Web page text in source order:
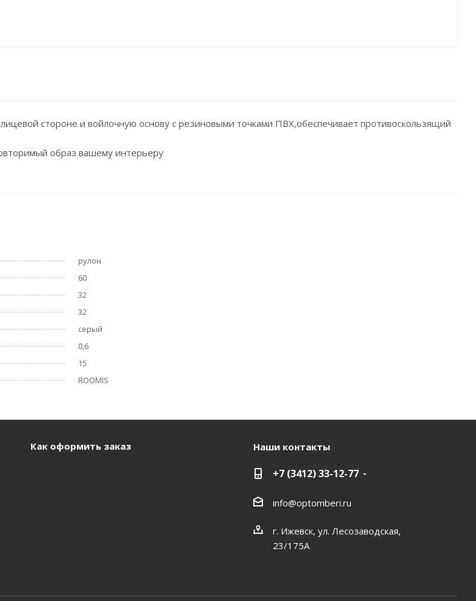
стороне и войлочную основу с резиновыми точками ПВХ,обеспечивает противоскользящий
образ вашему интерьеру
рулон
60
32
32
серый
0,6
15
ROOMIS
Как оформить заказ Наши контакты
+7 (3412) 33-12-77
info@optomberi.ru
г. Ижевск, ул. Лесозаводская,
23/175А